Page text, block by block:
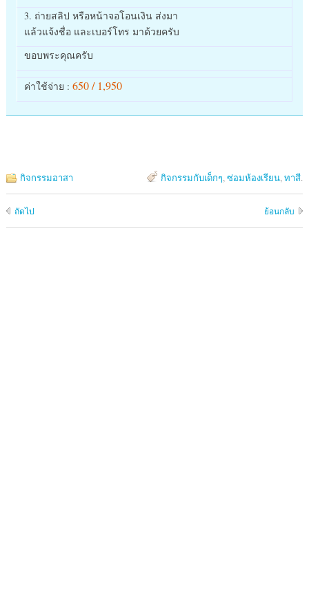
3. ถ่ายสลิป หรือหน้าจอโอนเงิน ส่งมา
แล้วแจ้งชื่อ และเบอร์โทร มาด้วยครับ
ขอบพระคุณครับ
ค่าใช้จ่าย : 650 / 1,950
กิจกรรมอาสา กิจกรรมกับเด็กๆ,ซ่อมห้องเรียน,ทาสี.
ถัดไป ย้อนกลับ